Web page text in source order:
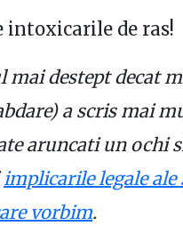
intoxicarile de ras!
mai destept decat
a scris mai
aruncati un ochi
implicarile legale
vorbim.